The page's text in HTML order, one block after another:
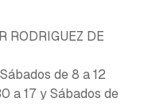
RODRIGUEZ DE
de 8 a 12
a 17 y Sábados de